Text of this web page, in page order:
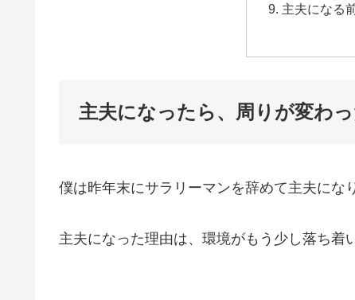
主夫になる
主夫になったら、周りが変わっ
僕は昨年末にサラリーマンを辞めて主夫にな
主夫になった理由は、環境がもう少し落ち着